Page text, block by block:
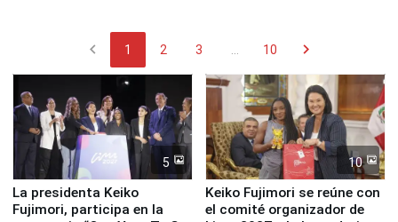
chevron_left 1 2 3 10 chevron_right
5
La presidenta Keiko
Fujimori, participa en la
10
Keiko Fujimori se reúne con
el comité organizador de